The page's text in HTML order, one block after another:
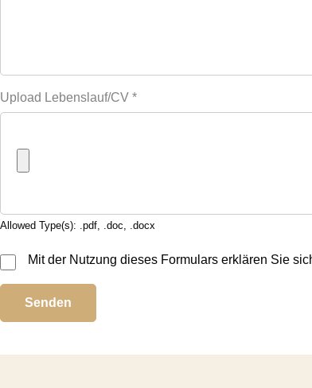
Upload Lebenslauf/CV *
Allowed Type(s): .pdf, .doc, .docx
Mit der Nutzung dieses Formulars erklären Sie